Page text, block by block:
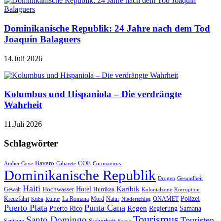
Dominikanische Republik: 24 Jahre nach dem Tod
Joaquín Balaguers
14.Juli 2026
Kolumbus und Hispaniola – Die verdrängte
Wahrheit
11.Juli 2026
Schlagwörter
Amber Cove Bavaro Cabarete COE Coronavirus
Dominikanische Republik Drogen Gesundheit
Gewalt Haiti Hochwasser Hotel Hurrikan Karibik Kolonialzone Korruption
Kreuzfahrt Kuba Kultur La Romana Mord Natur Niederschlag ONAMET Polizei
Puerto Plata Puerto Rico Punta Cana Regen Regierung Samana